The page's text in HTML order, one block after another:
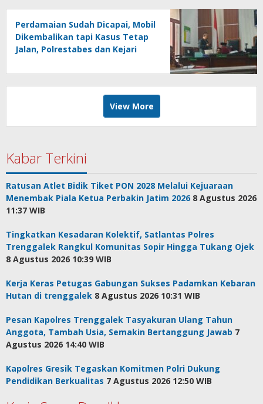
Perdamaian Sudah Dicapai, Mobil
Dikembalikan tapi Kasus Tetap
Jalan, Polrestabes dan Kejari
View More
Kabar Terkini
Ratusan Atlet Bidik Tiket PON 2028 Melalui Kejuaraan
Menembak Piala Ketua Perbakin Jatim 2026 8 Agustus 2026
11:37 WIB
Tingkatkan Kesadaran Kolektif, Satlantas Polres
Trenggalek Rangkul Komunitas Sopir Hingga Tukang Ojek
8 Agustus 2026 10:39 WIB
Kerja Keras Petugas Gabungan Sukses Padamkan Kebaran
Hutan di trenggalek 8 Agustus 2026 10:31 WIB
Pesan Kapolres Trenggalek Tasyakuran Ulang Tahun
Anggota, Tambah Usia, Semakin Bertanggung Jawab 7
Agustus 2026 14:40 WIB
Kapolres Gresik Tegaskan Komitmen Polri Dukung
Pendidikan Berkualitas 7 Agustus 2026 12:50 WIB